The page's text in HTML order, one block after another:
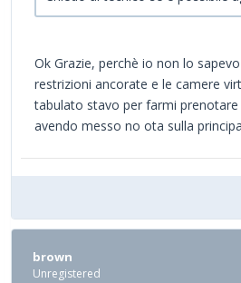
Ok Grazie, perchè io non lo
restrizioni ancorate e le camere
tabulato stavo per farmi
avendo messo no ota sulla
brown
Unregistered